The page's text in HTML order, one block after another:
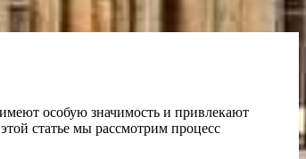
особую значимость и привлекают
статье мы рассмотрим процесс